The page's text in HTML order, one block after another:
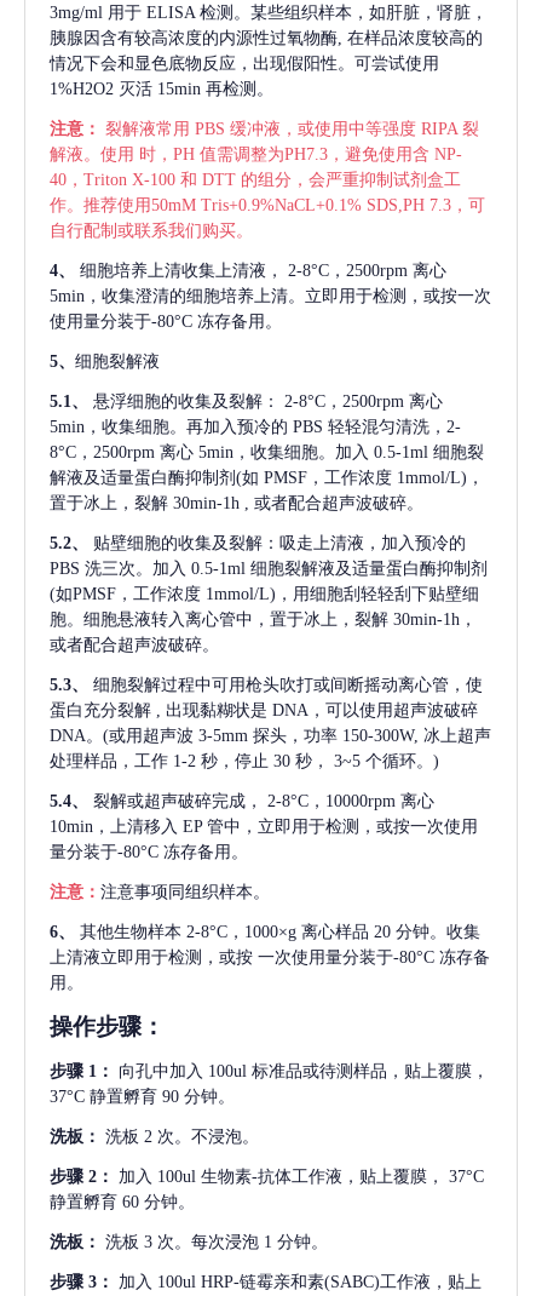
3mg/ml 用于 ELISA 检测。某些组织样本，如肝脏，肾脏，
胰腺因含有较高浓度的内源性过氧物酶, 在样品浓度较高的
情况下会和显色底物反应，出现假阳性。可尝试使用
1%H2O2 灭活 15min 再检测。
注意： 裂解液常用 PBS 缓冲液，或使用中等强度 RIPA 裂
解液。使用 时，PH 值需调整为PH7.3，避免使用含 NP-
40，Triton X-100 和 DTT 的组分，会严重抑制试剂盒工
作。推荐使用50mM Tris+0.9%NaCL+0.1% SDS,PH 7.3，可
自行配制或联系我们购买。
4、 细胞培养上清收集上清液，
2-8°C，2500rpm 离心
5min，收集澄清的细胞培养上清。立即用于检测，或按一次
使用量分装于-80°C 冻存备用。
5、 细胞裂解液
5.1、 悬浮细胞的收集及裂解：
2-8°C，2500rpm 离心
5min，收集细胞。再加入预冷的 PBS 轻轻混匀清洗，2-
8°C，2500rpm 离心 5min，收集细胞。加入 0.5-1ml 细胞裂
解液及适量蛋白酶抑制剂(如 PMSF，工作浓度 1mmol/L)，
置于冰上，裂解 30min-1h , 或者配合超声波破碎。
5.2、
贴壁细胞的收集及裂解：吸走上清液，加入预冷的
PBS 洗三次。加入 0.5-1ml 细胞裂解液及适量蛋白酶抑制剂
(如PMSF，工作浓度 1mmol/L)，用细胞刮轻轻刮下贴壁细
胞。细胞悬液转入离心管中，置于冰上，裂解 30min-1h，
或者配合超声波破碎。
5.3、
细胞裂解过程中可用枪头吹打或间断摇动离心管，使
蛋白充分裂解
, 出现黏糊状是 DNA，可以使用超声波破碎
DNA。(或用超声波 3-5mm 探头，功率 150-300W, 冰上超声
处理样品，工作 1-2 秒，停止 30 秒， 3~5 个循环。)
5.4、 裂解或超声破碎完成，
2-8°C，10000rpm 离心
10min，上清移入 EP 管中，立即用于检测，或按一次使用
量分装于-80°C 冻存备用。
注意： 注意事项同组织样本。
6、 其他生物样本 2-8°C，1000×g 离心样品 20 分钟。收集
上清液立即用于检测，或按 一次使用量分装于-80°C 冻存备
用。
操作步骤：
步骤 1： 向孔中加入 100ul 标准品或待测样品，贴上覆膜，
37°C 静置孵育 90 分钟。
洗板： 洗板 2 次。不浸泡。
步骤 2： 加入 100ul 生物素-抗体工作液，贴上覆膜， 37°C
静置孵育 60 分钟。
洗板： 洗板 3 次。每次浸泡 1 分钟。
步骤 3： 加入 100ul HRP-链霉亲和素(SABC)工作液，贴上